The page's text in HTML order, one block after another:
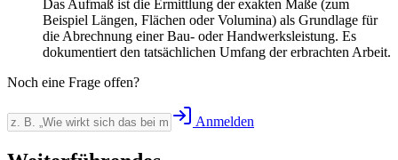
Das Aufmaß ist die Ermittlung der exakten Maße (zum
Beispiel Längen, Flächen oder Volumina) als Grundlage für
die Abrechnung einer Bau- oder Handwerksleistung. Es
dokumentiert den tatsächlichen Umfang der erbrachten Arbeit.
Noch eine Frage offen?
Anmelden